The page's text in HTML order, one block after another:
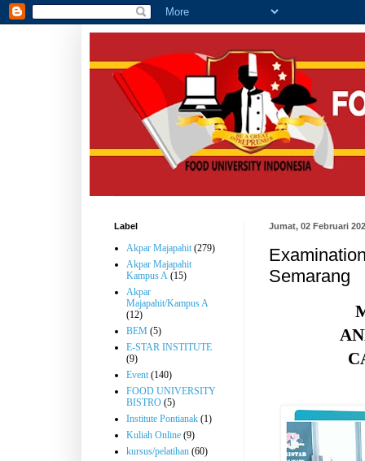
Jumat, 02 Februari
Semarang
Label
Akpar Majapahit (279)
Akpar Majapahit
Kampus A (15)
Akpar
Majapahit/Kampus A
(12)
BEM (5)
E-STAR INSTITUTE
(9)
Event (140)
FOOD UNIVERSITY
BISTRO (5)
Institute Pontianak (1)
Kuliah Online (9)
kursus/pelatihan (60)